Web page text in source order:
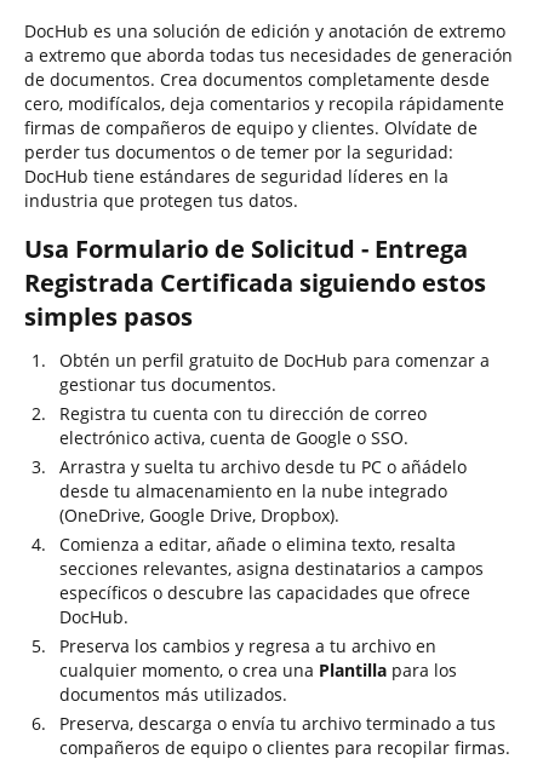
DocHub es una solución de edición y anotación de extremo
a extremo que aborda todas tus necesidades de generación
de documentos. Crea documentos completamente desde
cero, modifícalos, deja comentarios y recopila rápidamente
firmas de compañeros de equipo y clientes. Olvídate de
perder tus documentos o de temer por la seguridad:
DocHub tiene estándares de seguridad líderes en la
industria que protegen tus datos.
Usa Formulario de Solicitud - Entrega
Registrada Certificada siguiendo estos
simples pasos
Obtén un perfil gratuito de DocHub para comenzar a
gestionar tus documentos.
Registra tu cuenta con tu dirección de correo
electrónico activa, cuenta de Google o SSO.
Arrastra y suelta tu archivo desde tu PC o añádelo
desde tu almacenamiento en la nube integrado
(OneDrive, Google Drive, Dropbox).
Comienza a editar, añade o elimina texto, resalta
secciones relevantes, asigna destinatarios a campos
específicos o descubre las capacidades que ofrece
DocHub.
Preserva los cambios y regresa a tu archivo en
cualquier momento, o crea una Plantilla para los
documentos más utilizados.
Preserva, descarga o envía tu archivo terminado a tus
compañeros de equipo o clientes para recopilar firmas.